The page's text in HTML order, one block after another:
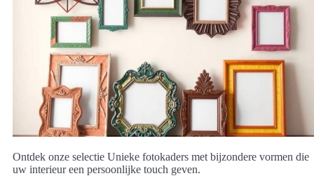
Ontdek onze selectie Unieke fotokaders met bijzondere vormen die
uw interieur een persoonlijke touch geven.